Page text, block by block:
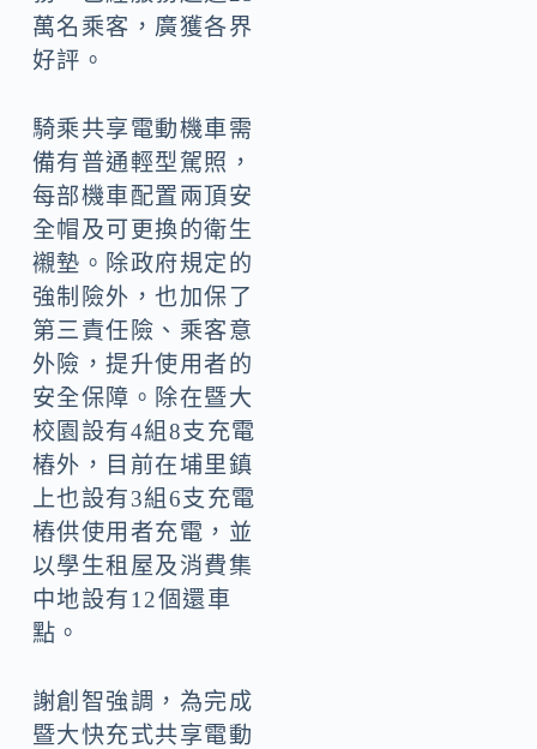
萬名乘客，廣獲各界
好評。
騎乘共享電動機車需
備有普通輕型駕照，
每部機車配置兩頂安
全帽及可更換的衛生
襯墊。除政府規定的
強制險外，也加保了
第三責任險、乘客意
外險，提升使用者的
安全保障。除在暨大
校園設有4組8支充電
樁外，目前在埔里鎮
上也設有3組6支充電
樁供使用者充電，並
以學生租屋及消費集
中地設有12個還車
點。
謝創智強調，為完成
暨大快充式共享電動